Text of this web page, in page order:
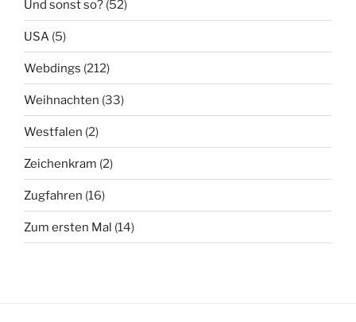
Und sonst so? (52)
USA (5)
Webdings (212)
Weihnachten (33)
Westfalen (2)
Zeichenkram (2)
Zugfahren (16)
Zum ersten Mal (14)